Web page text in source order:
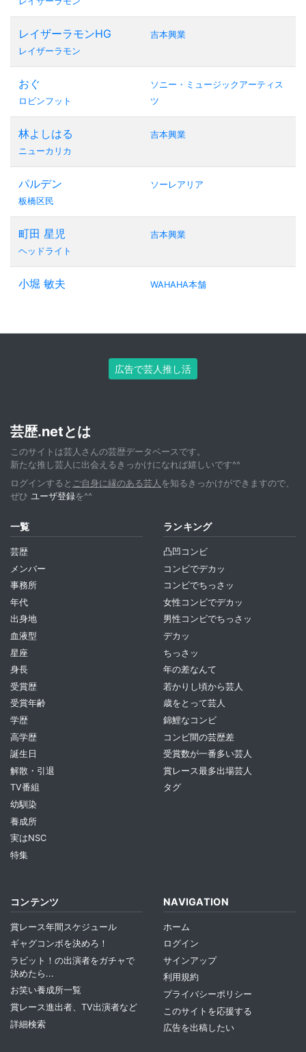
レイザーラモンHG
レイザーラモン
吉本興業
おぐ
ロビンフット
ソニー・ミュージックアーティス
ツ
林よしはる
ニューカリカ
吉本興業
パルデン
板橋区民
ソーレアリア
町田 星児
ヘッドライト
吉本興業
小堀 敏夫 WAHAHA本舗
広告で芸人推し活
芸歴.netとは
このサイトは芸人さんの芸歴データベースです。
新たな推し芸人に出会えるきっかけになれば嬉しいです^^
ログインすると ご自身に縁のある芸人 を知るきっかけができますので、
ぜひ ユーザ登録を^^
一覧
芸歴
メンバー
事務所
年代
出身地
血液型
星座
身長
受賞歴
受賞年齢
学歴
高学歴
誕生日
解散・引退
TV番組
幼馴染
養成所
実はNSC
特集
ランキング
凸凹コンビ
コンビでデカッ
コンビでちっさッ
女性コンビでデカッ
男性コンビでちっさッ
デカッ
ちっさッ
年の差なんて
若かりし頃から芸人
歳をとって芸人
錦鯉なコンビ
コンビ間の芸歴差
受賞数が一番多い芸人
賞レース最多出場芸人
タグ
コンテンツ
賞レース年間スケジュール
ギャグコンボを決めろ！
ラビット！の出演者をガチャで
決めたら...
お笑い養成所一覧
賞レース進出者、TV出演者など
詳細検索
NAVIGATION
ホーム
ログイン
サインアップ
利用規約
プライバシーポリシー
このサイトを応援する
広告を出稿したい